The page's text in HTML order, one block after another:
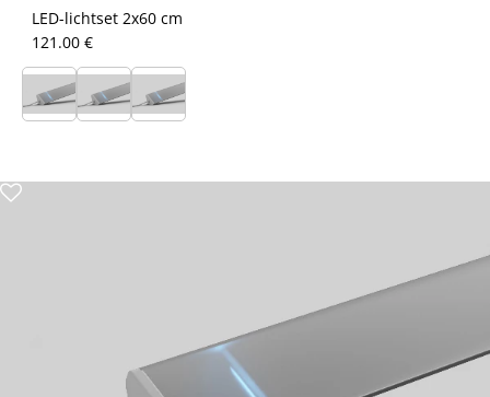
LED-lichtset 2x60 cm
121.00 €